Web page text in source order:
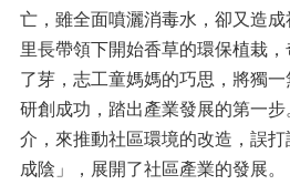
亡，雖全面噴灑消毒水，卻又造
里長帶領下開始香草的環保植栽
了芽，志工童媽媽的巧思，將獨一
研創成功，踏出產業發展的第一
介，來推動社區環境的改造，誤
成陰」，展開了社區產業的發展。